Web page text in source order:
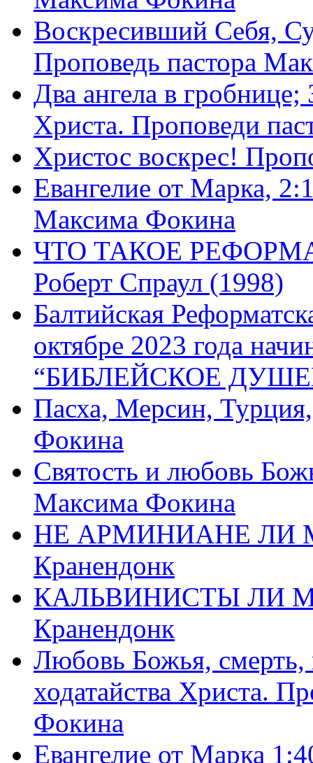
Воскресивший Себя,
Проповедь пастора
Два ангела в
Христа. Проповеди
Христос воскрес!
Евангелие от Марка,
Максима Фокина
ЧТО ТАКОЕ
Роберт Спраул (1998)
Балтийская
октябре 2023 года
“БИБЛЕЙСКОЕ
Пасха, Мерсин,
Фокина
Святость и любовь
Максима Фокина
НЕ АРМИНИАНЕ ЛИ
Кранендонк
КАЛЬВИНИСТЫ ЛИ
Кранендонк
Любовь Божья, смерть,
ходатайства Христа.
Фокина
Евангелие от Марка